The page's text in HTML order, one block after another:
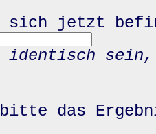
sich jetzt
identisch
das